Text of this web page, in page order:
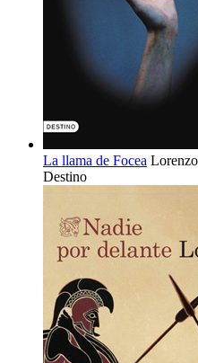
La llama de Focea
Destino